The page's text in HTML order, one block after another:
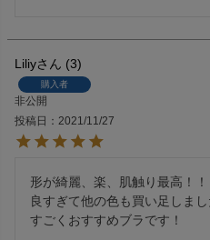
Liliy 3
購入者
非公開
投稿日
2021/11/27
形が綺麗、楽、肌触り最高！！
良すぎて他の色も買い足しまし
すごくおすすめブラです！